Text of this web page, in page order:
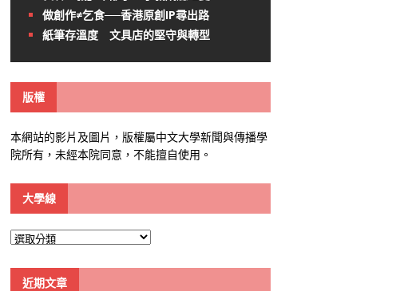
做創作≠乞食──香港原創IP尋出路
紙筆存溫度 文具店的堅守與轉型
版權
本網站的影片及圖片，版權屬中文大學新聞與傳播學
院所有，未經本院同意，不能擅自使用。
大學線
大
線
近期文章